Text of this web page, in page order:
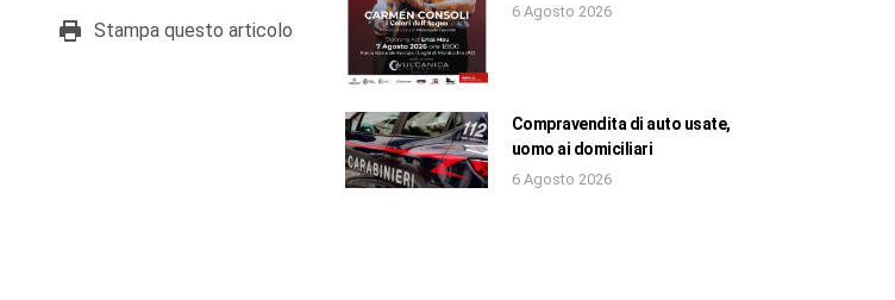
Stampa questo articolo
6 Agosto 2026
Compravendita di auto usate,
uomo ai domiciliari
6 Agosto 2026